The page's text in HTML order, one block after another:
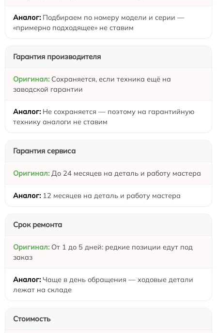
Подбираем по номеру модели и серии —
«примерно подходящее» не ставим
Гарантия производителя
Сохраняется, если техника ещё на
заводской гарантии
Не сохраняется — поэтому на гарантийную
технику аналоги не ставим
Гарантия сервиса
До 24 месяцев на деталь и работу мастера
12 месяцев на деталь и работу мастера
Срок ремонта
От 1 до 5 дней: редкие позиции едут под
заказ
Чаще в день обращения — ходовые детали
лежат на складе
Стоимость